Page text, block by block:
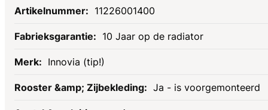
Specificaties
11226001400
10 Jaar op de radiator
Innovia (tip!)
Ja - is voorgemonteerd